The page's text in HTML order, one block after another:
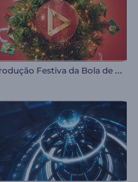
I
ntrodução Festiva da Bola de Natal